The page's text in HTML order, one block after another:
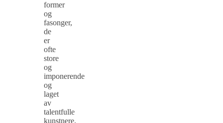
former
og
fasonger,
de
er
ofte
store
og
imponerende
og
laget
av
talentfulle
kunstnere.